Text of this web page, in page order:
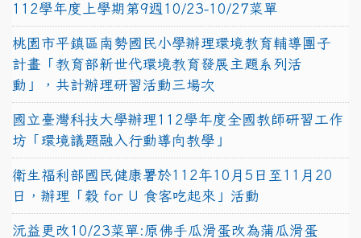
112學年度上學期第9週10/23-10/27菜單
桃園市平鎮區南勢國民小學辦理環境教育輔導團子
計畫「教育部新世代環境教育發展主題系列活
動」，共計辦理研習活動三場次
國立臺灣科技大學辦理112學年度全國教師研習工作
坊「環境議題融入行動導向教學」
衛生福利部國民健康署於112年10月5日至11月20
日，辦理「穀 for U 食客吃起來」活動
沅益更改10/23菜單:原佛手瓜滑蛋改為蒲瓜滑蛋